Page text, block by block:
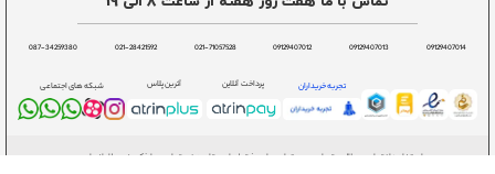
09129407014
09129407013
09129407012
021-71057528
021-28421592
087-34259380
تجربه خریداران پرداخت آنلاین آترین پلاس شبکه های اجتماعی
استفاده از تمامی مطالب، تصاویر و محتوای سایت فقط برای مقاصد غیر تجاری و با ذکر منبع بلامانع است.